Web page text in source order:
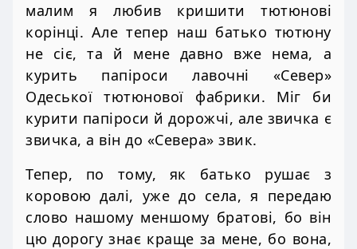
малим я любив кришити тютюнові
корінці. Але тепер наш батько тютюну
не сіє, та й мене давно вже нема, а
курить папіроси лавочні «Север»
Одеської тютюнової фабрики. Міг би
курити папіроси й дорожчі, але звичка є
звичка, а він до «Севера» звик.
Тепер, по тому, як батько рушає з
коровою далі, уже до села, я передаю
слово нашому меншому братові, бо він
цю дорогу знає краще за мене, бо вона,